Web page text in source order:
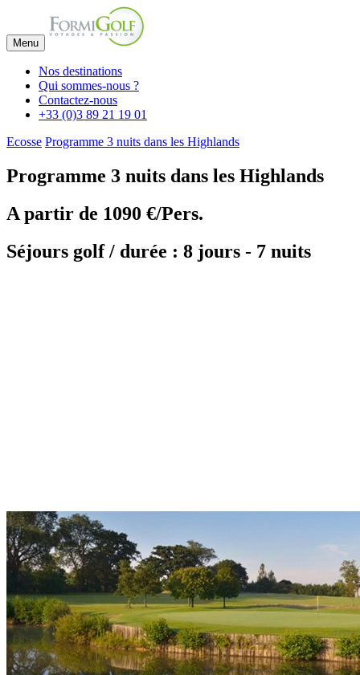
Menu
Nos destinations
Qui sommes-nous ?
Contactez-nous
+33 (0)3 89 21 19 01
Ecosse Programme 3 nuits dans les Highlands
Programme 3 nuits dans les Highlands
A partir de 1090 €/Pers.
Séjours golf / durée : 8 jours - 7 nuits